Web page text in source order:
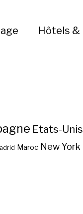
Hôtels &
Etats-Unis
Maroc New York